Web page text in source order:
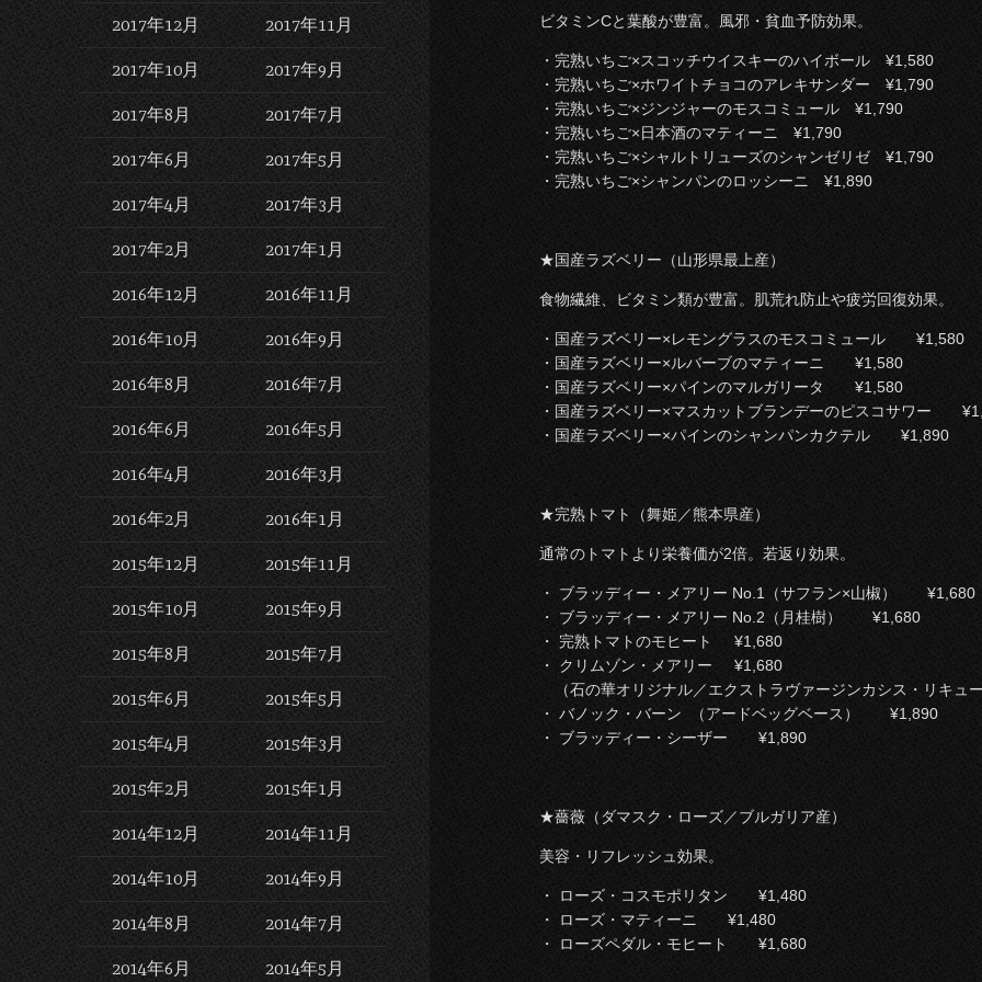
ビタミンCと葉酸が豊富。風邪・貧血予防効果。
・完熟いちご×スコッチウイスキーのハイボール ¥1,580
・完熟いちご×ホワイトチョコのアレキサンダー ¥1,790
・完熟いちご×ジンジャーのモスコミュール ¥1,790
・完熟いちご×日本酒のマティーニ ¥1,790
・完熟いちご×シャルトリューズのシャンゼリゼ ¥1,790
・完熟いちご×シャンパンのロッシーニ ¥1,890
★国産ラズベリー（山形県最上産）
食物繊維、ビタミン類が豊富。肌荒れ防止や疲労回復効果。
・国産ラズベリー×レモングラスのモスコミュール ¥1,580
・国産ラズベリー×ルバーブのマティーニ ¥1,580
・国産ラズベリー×パインのマルガリータ ¥1,580
・国産ラズベリー×マスカットブランデーのピスコサワー
・国産ラズベリー×パインのシャンパンカクテル ¥1,890
★完熟トマト（舞姫／熊本県産）
通常のトマトより栄養価が2倍。若返り効果。
・ ブラッディー・メアリー No.1（サフラン×山椒） ¥1,680
・ ブラッディー・メアリー No.2（月桂樹） ¥1,680
・ 完熟トマトのモヒート ¥1,680
・ クリムゾン・メアリー ¥1,680
（石の華オリジナル／エクストラヴァージンカシス・リキュ
・ バノック・バーン （アードベッグベース） ¥1,890
・ ブラッディー・シーザー ¥1,890
★薔薇（ダマスク・ローズ／ブルガリア産）
美容・リフレッシュ効果。
・ ローズ・コスモポリタン ¥1,480
・ ローズ・マティーニ ¥1,480
・ ローズペダル・モヒート ¥1,680
2017年12月 2017年11月
2017年10月 2017年9月
2017年8月 2017年7月
2017年6月 2017年5月
2017年4月 2017年3月
2017年2月 2017年1月
2016年12月 2016年11月
2016年10月 2016年9月
2016年8月 2016年7月
2016年6月 2016年5月
2016年4月 2016年3月
2016年2月 2016年1月
2015年12月 2015年11月
2015年10月 2015年9月
2015年8月 2015年7月
2015年6月 2015年5月
2015年4月 2015年3月
2015年2月 2015年1月
2014年12月 2014年11月
2014年10月 2014年9月
2014年8月 2014年7月
2014年6月 2014年5月